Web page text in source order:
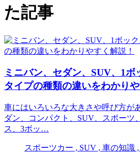
た記事
ミニバン、セダン、SUV、1
タイプの種類の違いをわかりや
車にはいろいろな大きさや呼び方が
ダン、コンパクト、SUV、スポーツ
ス、3ボッ…
スポーツカー , SUV , 車の知識